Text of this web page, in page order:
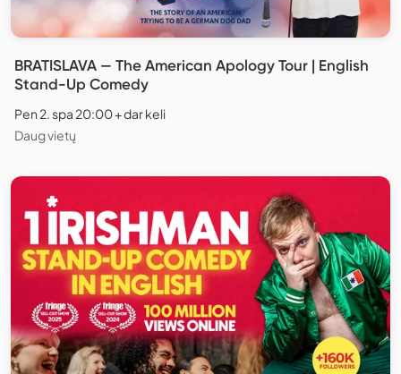
BRATISLAVA — The American Apology Tour | English
Stand-Up Comedy
Pen 2. spa 20:00 + dar keli
Daug vietų